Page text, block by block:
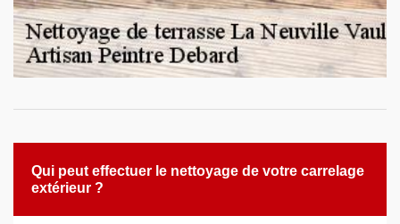
Qui peut effectuer le nettoyage de votre carrelage
extérieur ?